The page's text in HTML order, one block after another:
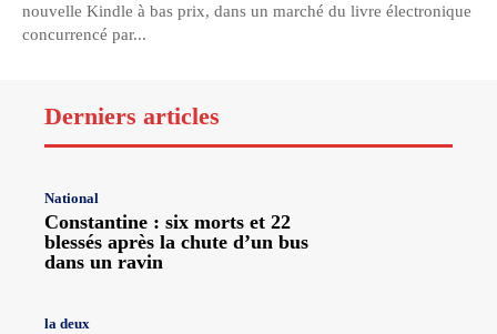
nouvelle Kindle à bas prix, dans un marché du livre électronique
concurrencé par...
Derniers articles
National
Constantine : six morts et 22
blessés après la chute d’un bus
dans un ravin
la deux